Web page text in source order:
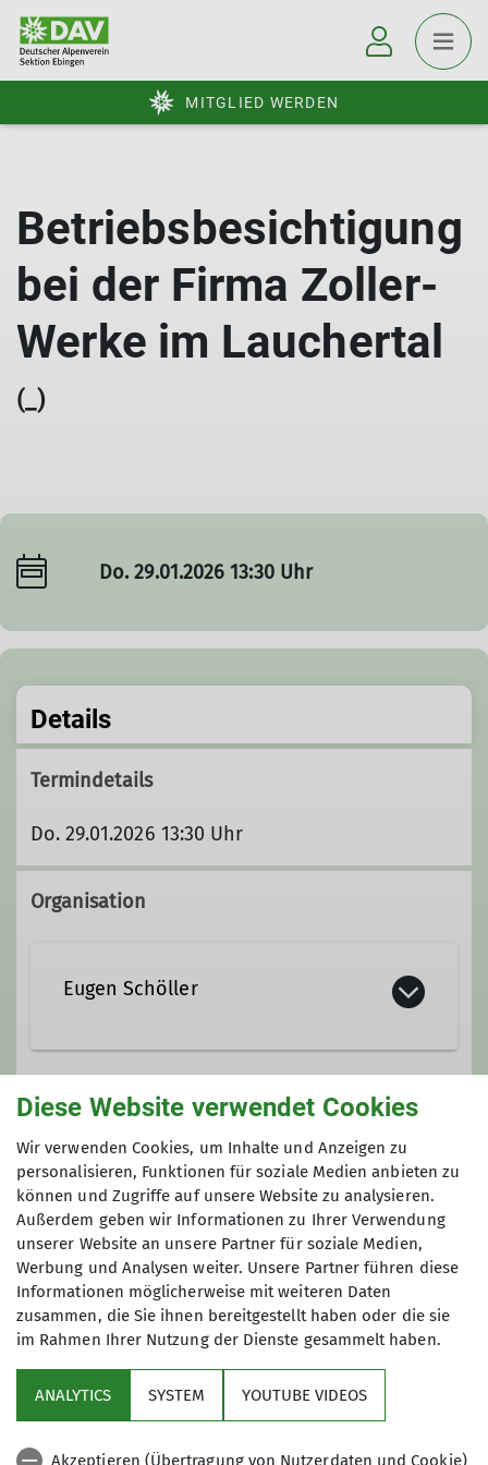
MITGLIED WERDEN
Betriebsbesichtigung
bei der Firma Zoller-
Werke im Lauchertal
(_)
Do. 29.01.2026 13:30 Uhr
Details
Termindetails
Do. 29.01.2026 13:30 Uhr
Organisation
Eugen Schöller
Ämter
Wanderleiter
Gruppe
reife Bergler
Die reifen Berger sind eine Gruppe
der DAV Sektion Ebingen.
Gegründet wurde sie um unter der
Woche Wanderungen anzubieten.
Mittlerweilen ist ein sogenanntes
Event bzw. eine Kulturveranstaltung
hinzugekommen.
Maximale Teilnehmeranzahl
16
Diese Website verwendet Cookies
Wir verwenden Cookies, um Inhalte und Anzeigen zu
personalisieren, Funktionen für soziale Medien anbieten zu
können und Zugriffe auf unsere Website zu analysieren.
Außerdem geben wir Informationen zu Ihrer Verwendung
unserer Website an unsere Partner für soziale Medien,
Werbung und Analysen weiter. Unsere Partner führen diese
Informationen möglicherweise mit weiteren Daten
zusammen, die Sie ihnen bereitgestellt haben oder die sie
im Rahmen Ihrer Nutzung der Dienste gesammelt haben.
ANALYTICS SYSTEM YOUTUBE VIDEOS
Akzeptieren (Übertragung von Nutzerdaten und Cookie)